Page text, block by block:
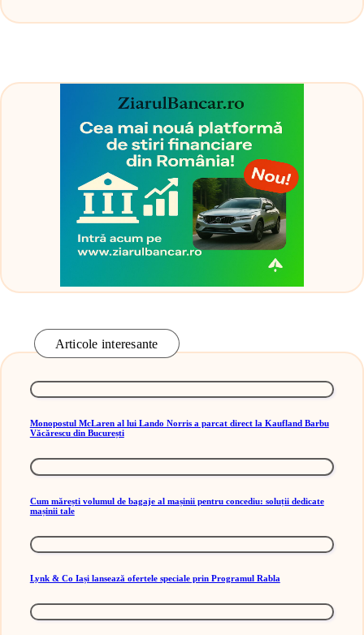
Articole interesante
Monopostul McLaren al lui Lando Norris a parcat direct la Kaufland Barbu
Văcărescu din București
Cum mărești volumul de bagaje al mașinii pentru concediu: soluții dedicate
mașinii tale
Lynk & Co Iași lansează ofertele speciale prin Programul Rabla